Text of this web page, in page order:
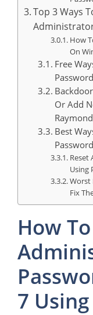
Top 3 Ways
How
On
Free
Or Add
Best
Password
Reset
Using
Worst
Fix
How
7